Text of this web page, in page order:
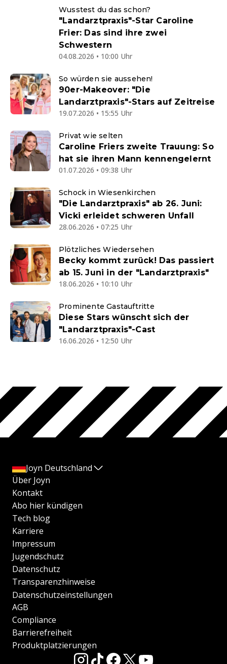
Wusstest du das schon?
"Landarztpraxis"-Star Caroline
Frier: Das sind ihre zwei
Schwestern
04.08.2026 • 10:00 Uhr
So würden sie aussehen!
90er-Makeover: "Die
Landarztpraxis"-Stars auf Zeitreise
19.07.2026 • 15:55 Uhr
Privat wie selten
Caroline Friers zweite Trauung: So
hat sie ihren Mann kennengelernt
01.07.2026 • 09:38 Uhr
Schock in Wiesenkirchen
"Die Landarztpraxis" ab 26. Juni:
Vicki erleidet schweren Unfall
28.06.2026 • 07:25 Uhr
Plötzliches Wiedersehen
Becky kommt zurück! Das passiert
ab 15. Juni in der "Landarztpraxis"
18.06.2026 • 10:10 Uhr
Prominente Gastauftritte
Diese Stars wünscht sich der
"Landarztpraxis"-Cast
16.06.2026 • 12:50 Uhr
Joyn Deutschland
Über Joyn
Kontakt
Abo hier kündigen
Tech blog
Karriere
Impressum
Jugendschutz
Datenschutz
Transparenzhinweise
Datenschutzeinstellungen
AGB
Compliance
Barrierefreiheit
Produktplatzierungen